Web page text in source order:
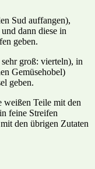
Sud auffangen),
dann diese in
geben.
groß: vierteln), in
Gemüsehobel)
geben.
weißen Teile mit den
feine Streifen
den übrigen Zutaten